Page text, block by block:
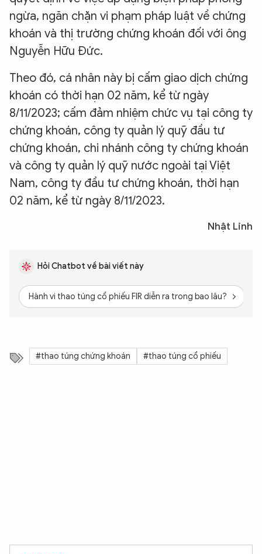
ngừa, ngăn chặn vi phạm pháp luật về chứng
khoán và thị trường chứng khoán đối với ông
Nguyễn Hữu Đức.
Theo đó, cá nhân này bị cấm giao dịch chứng
khoán có thời hạn 02 năm, kể từ ngày
8/11/2023; cấm đảm nhiệm chức vụ tại công ty
chứng khoán, công ty quản lý quỹ đầu tư
chứng khoán, chi nhánh công ty chứng khoán
và công ty quản lý quỹ nước ngoài tại Việt
Nam, công ty đầu tư chứng khoán, thời hạn
02 năm, kể từ ngày 8/11/2023.
Nhật Linh
Hỏi Chatbot về bài viết này
Hành vi thao túng cổ phiếu FIR diễn ra trong bao lâu?
#thao túng chứng khoán #thao túng cổ phiếu